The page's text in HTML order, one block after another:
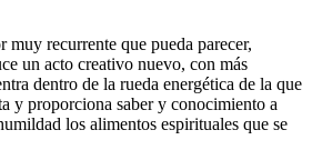
muy recurrente que pueda parecer,
un acto creativo nuevo, con más
dentro de la rueda energética de la que
y proporciona saber y conocimiento a
los alimentos espirituales que se